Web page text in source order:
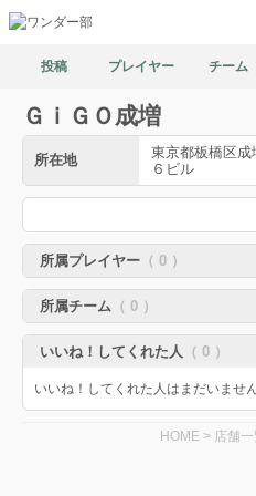
投稿 プレイヤー チーム
ＧｉＧＯ成増
所在地
東京都板橋区成
６ビル
所属プレイヤー （ 0 ）
所属チーム （ 0 ）
いいね！してくれた人 （ 0 ）
いいね！してくれた人はまだいません
HOME > 店舗一